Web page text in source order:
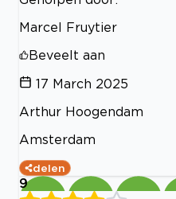
Marcel Fruytier
Beveelt aan
17 March 2025
Arthur Hoogendam
Amsterdam
delen
9